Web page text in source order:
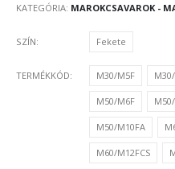
KATEGÓRIA: MAROKCSAVAROK -
SZÍN Fekete
TERMÉKKÓD M30/M5F
M50/M6F
M50/M10FA
M60/M12FCS